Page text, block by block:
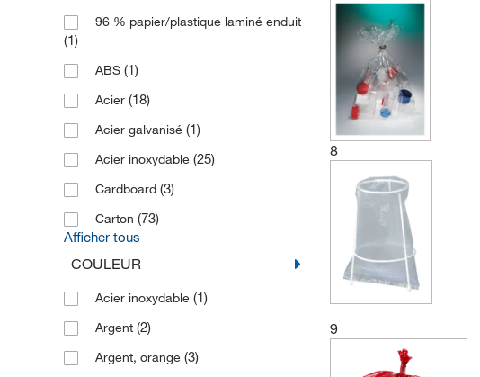
Justrite(64)
Nordvlies
Ratiolab
Roetzmeier(2)
SCAT(108)
Scilabware(2)
96 % papier/plastique laminé enduit
(1)
ABS (1)
Acier (18)
Acier galvanisé (1)
Acier inoxydable (25)
Cardboard (3)
Carton (73)
Afficher tous
COULEUR
Acier inoxydable (1)
Argent (2)
Argent, orange (3)
8
9